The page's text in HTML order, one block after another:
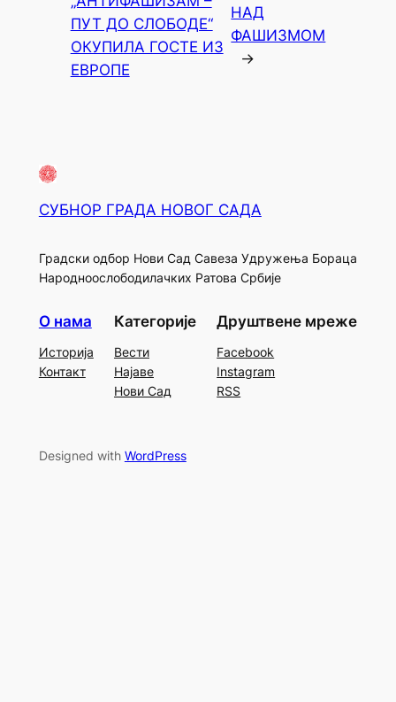
ПУТ ДО СЛОБОДЕ“
ОКУПИЛА ГОСТЕ ИЗ
ЕВРОПЕ
НАД
ФАШИЗМОМ
→
СУБНОР ГРАДА НОВОГ САДА
Градски одбор Нови Сад Савеза Удружења Бораца
Народноослободилачких Ратова Србије
О нама
Историја
Контакт
Категорије
Вести
Најаве
Нови Сад
Друштвене мреже
Facebook
Instagram
RSS
Designed with WordPress